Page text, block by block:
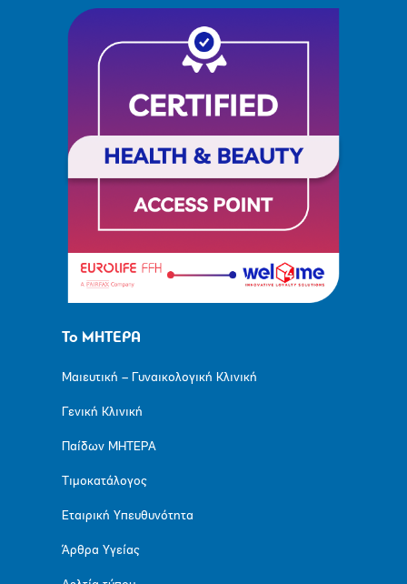
Το ΜΗΤΕΡΑ
Μαιευτική – Γυναικολογική Κλινική
Γενική Κλινική
Παίδων ΜΗΤΕΡΑ
Τιμοκατάλογος
Εταιρική Υπευθυνότητα
Άρθρα Υγείας